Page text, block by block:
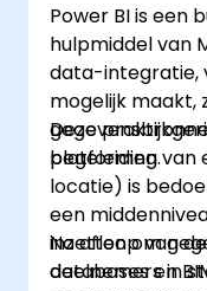
Power BI is een
hulpmiddel van
data-integratie,
mogelijk maakt,
platformen.
Deze
begeleiding van
locatie) is
een
inzetten om
databases en
Na afloop van
deelnemers in